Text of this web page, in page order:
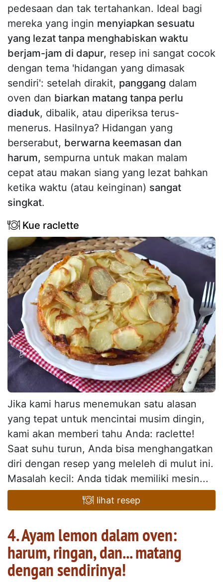
pedesaan dan tak tertahankan. Ideal bagi
mereka yang ingin menyiapkan sesuatu
yang lezat tanpa menghabiskan waktu
berjam-jam di dapur, resep ini sangat cocok
dengan tema 'hidangan yang dimasak
sendiri': setelah dirakit, panggang dalam
oven dan biarkan matang tanpa perlu
diaduk, dibalik, atau diperiksa terus-
menerus. Hasilnya? Hidangan yang
berserabut, berwarna keemasan dan
harum, sempurna untuk makan malam
cepat atau makan siang yang lezat bahkan
ketika waktu (atau keinginan) sangat
singkat.
Kue raclette
Jika kami harus menemukan satu alasan
yang tepat untuk mencintai musim dingin,
kami akan memberi tahu Anda: raclette!
Saat suhu turun, Anda bisa menghangatkan
diri dengan resep yang meleleh di mulut ini.
Masalah kecil: Anda tidak memiliki mesin...
lihat resep
4. Ayam lemon dalam oven:
harum, ringan, dan... matang
dengan sendirinya!